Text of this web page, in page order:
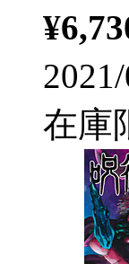
在庫